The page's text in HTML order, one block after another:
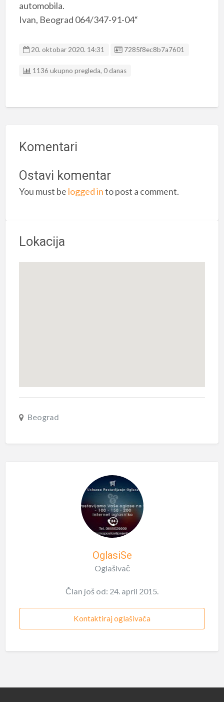
automobila.
Ivan, Beograd 064/347-91-04“
20. oktobar 2020. 14:31 Listing ID
7285f8ec8b7a7601
1136 ukupno pregleda, 0 danas
Komentari
Ostavi komentar
You must be logged into post a comment.
Lokacija
Beograd
OglasiSe
Oglašivač
Član još od: 24. april 2015.
Kontaktiraj oglašivača